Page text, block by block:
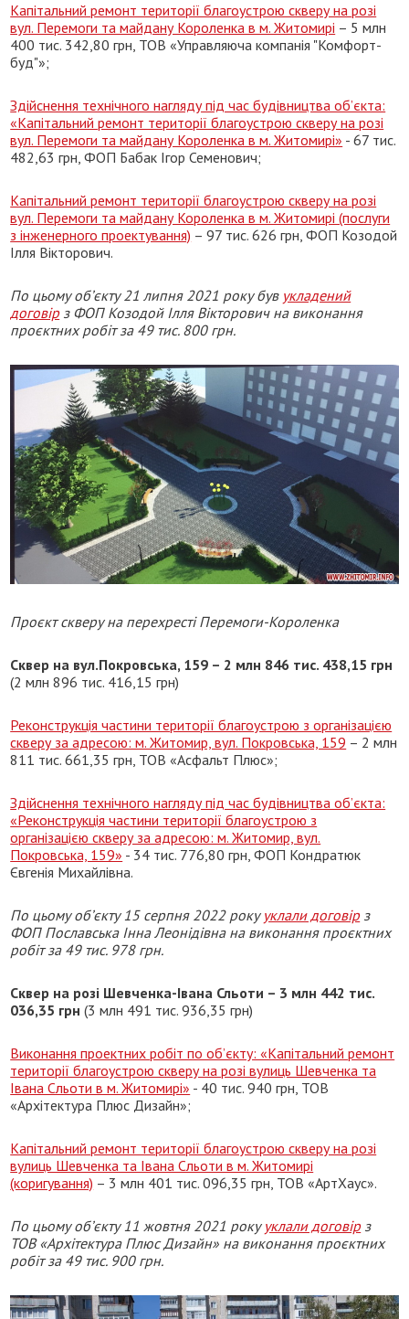
Капітальний ремонт території благоустрою скверу на розі
вул. Перемоги та майдану Короленка в м. Житомирі – 5 млн
400 тис. 342,80 грн, ТОВ «Управляюча компанія "Комфорт-
буд"»;
Здійснення технічного нагляду під час будівництва об’єкта:
«Капітальний ремонт території благоустрою скверу на розі
вул. Перемоги та майдану Короленка в м. Житомирі» - 67 тис.
482,63 грн, ФОП Бабак Ігор Семенович;
Капітальний ремонт території благоустрою скверу на розі
вул. Перемоги та майдану Короленка в м. Житомирі (послуги
з інженерного проектування) – 97 тис. 626 грн, ФОП Козодой
Ілля Вікторович.
По цьому об’єкту 21 липня 2021 року був укладений
договірз ФОП Козодой Ілля Вікторович на виконання
проєктних робіт за 49 тис. 800 грн.
Проєкт скверу на перехресті Перемоги-Короленка
Сквер на вул.Покровська, 159 – 2 млн 846 тис. 438,15 грн
(2 млн 896 тис. 416,15 грн)
Реконструкція частини території благоустрою з організацією
скверу за адресою: м. Житомир, вул. Покровська, 159 – 2 млн
811 тис. 661,35 грн, ТОВ «Асфальт Плюс»;
Здійснення технічного нагляду під час будівництва об’єкта:
«Реконструкція частини території благоустрою з
організацією скверу за адресою: м. Житомир, вул.
Покровська, 159» - 34 тис. 776,80 грн, ФОП Кондратюк
Євгенія Михайлівна.
По цьому об’єкту 15 серпня 2022 року уклали договірз
ФОП Пославська Інна Леонідівна на виконання проєктних
робіт за 49 тис. 978 грн.
Сквер на розі Шевченка-Івана Сльоти – 3 млн 442 тис.
036,35 грн(3 млн 491 тис. 936,35 грн)
Виконання проектних робіт по об’єкту: «Капітальний ремонт
території благоустрою скверу на розі вулиць Шевченка та
Івана Сльоти в м. Житомирі» - 40 тис. 940 грн, ТОВ
«Архітектура Плюс Дизайн»;
Капітальний ремонт території благоустрою скверу на розі
вулиць Шевченка та Івана Сльоти в м. Житомирі
(коригування) – 3 млн 401 тис. 096,35 грн, ТОВ «АртХаус».
По цьому об’єкту 11 жовтня 2021 року уклали договірз
ТОВ «Архітектура Плюс Дизайн» на виконання проєктних
робіт за 49 тис. 900 грн.